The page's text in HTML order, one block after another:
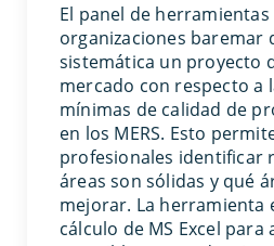
El panel de herramientas
organizaciones baremar
sistemática un proyecto
mercado con respecto a
mínimas de calidad de
en los MERS. Esto
profesionales identificar
áreas son sólidas y qué
mejorar. La herramienta
cálculo de MS Excel para